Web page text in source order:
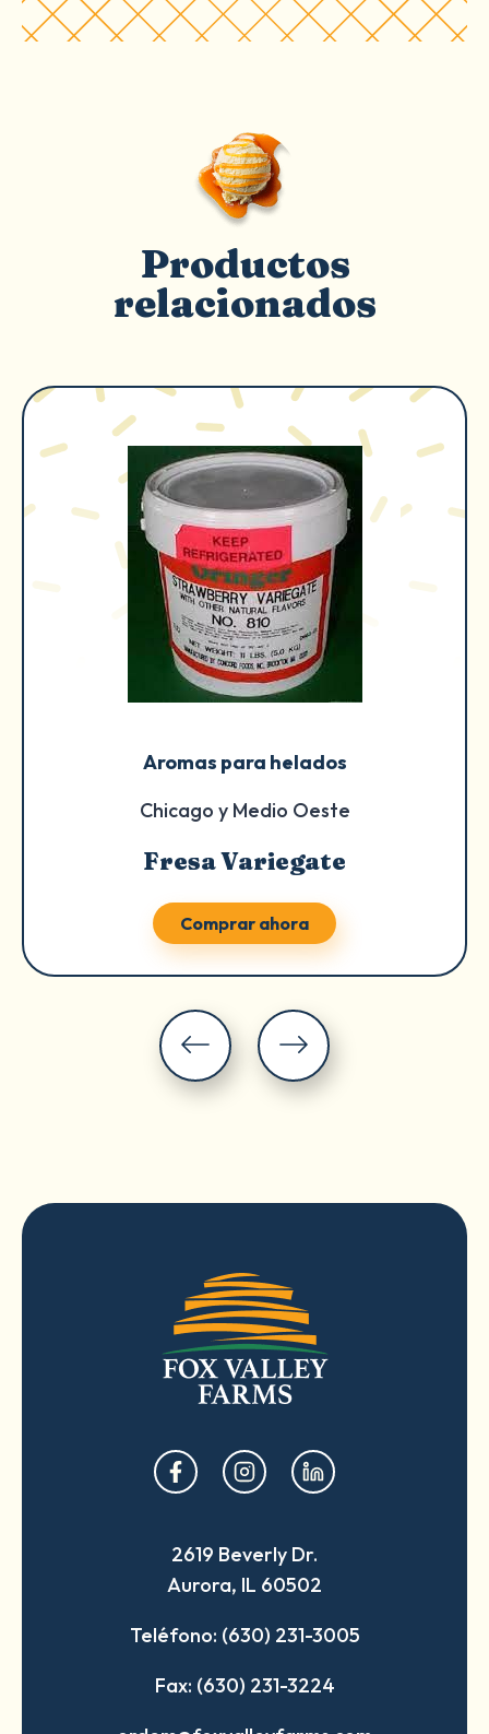
Productos
relacionados
Aromas para helados
Chicago y Medio Oeste
Fresa Variegate
Comprar ahora
opens
in
new
tab
opens
in
new
tab
opens
in
new
tab
2619 Beverly Dr.
Aurora, IL 60502
Teléfono: (630) 231-3005
Fax: (630) 231-3224